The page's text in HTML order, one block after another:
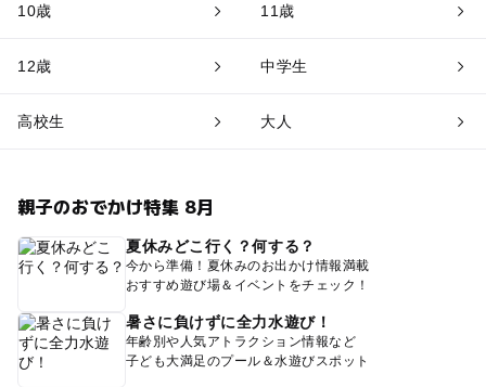
10歳 11歳
12歳 中学生
高校生 大人
親子のおでかけ特集 8月
夏休みどこ行く？何する？
今から準備！夏休みのお出かけ情報満載
おすすめ遊び場＆イベントをチェック！
暑さに負けずに全力水遊び！
年齢別や人気アトラクション情報など
子ども大満足のプール＆水遊びスポット